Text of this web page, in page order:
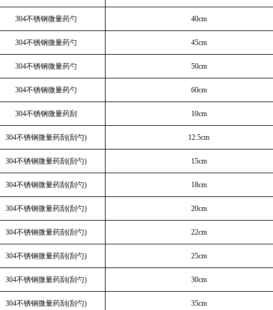
304不锈钢微量药勺 40cm
304不锈钢微量药勺 45cm
304不锈钢微量药勺 50cm
304不锈钢微量药勺 60cm
304不锈钢微量药刮 10cm
304不锈钢微量药刮(刮勺) 12.5cm
304不锈钢微量药刮(刮勺) 15cm
304不锈钢微量药刮(刮勺) 18cm
304不锈钢微量药刮(刮勺) 20cm
304不锈钢微量药刮(刮勺) 22cm
304不锈钢微量药刮(刮勺) 25cm
304不锈钢微量药刮(刮勺) 30cm
304不锈钢微量药刮(刮勺) 35cm